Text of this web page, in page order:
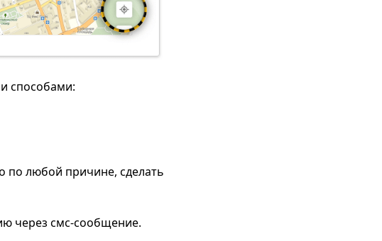
способами:
по любой причине, сделать
через смс-сообщение.